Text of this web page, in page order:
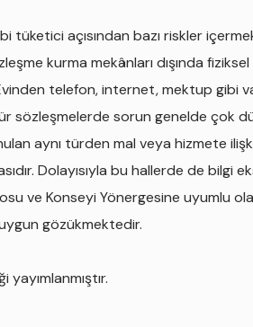
tüketici açısından bazı riskler
kurma mekânları dışında
telefon, internet, mektup gibi
sözleşmelerde sorun genelde çok
aynı türden mal veya hizmete
Dolayısıyla bu hallerde de bilgi
ve Konseyi Yönergesine uyumlu
uygun gözükmektedir.